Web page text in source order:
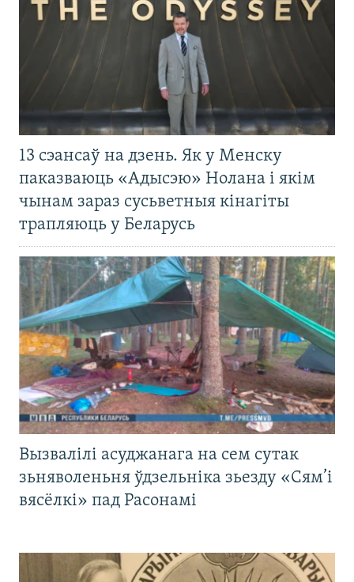
13 сэансаў на дзень. Як у Менску
паказваюць «Адысэю» Нолана і якім
чынам зараз сусьветныя кінагіты
трапляюць у Беларусь
Вызвалілі асуджанага на сем сутак
зьняволеньня ўдзельніка зьезду «Сям’і
вясёлкі» пад Расонамі